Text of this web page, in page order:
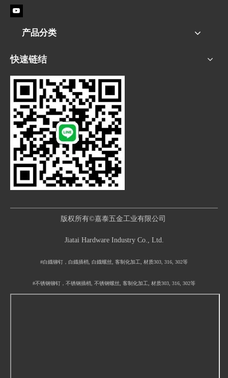
产品分类
快速链结
版权所有©嘉泰五金工业有限公司
Jiatai Hardware Industry Co., Ltd.
#白鐡铆钉，白鐡插梢, 白鐡螺丝, 客制化加工, 材质303, 316, 302等
#不锈钢铆钉，不锈钢插梢, 不锈钢螺丝, 客制化加工, 材质303, 316, 302等